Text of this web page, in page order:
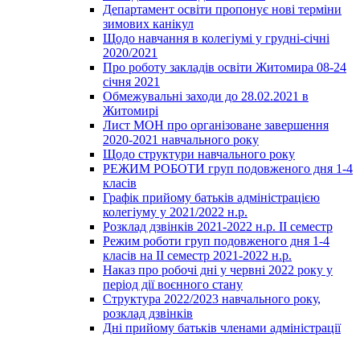
Департамент освіти пропонує нові терміни
зимових канікул
Щодо навчання в колегіумі у грудні-січні
2020/2021
Про роботу закладів освіти Житомира 08-24
січня 2021
Обмежувальні заходи до 28.02.2021 в
Житомирі
Лист МОН про організоване завершення
2020-2021 навчального року
Щодо структури навчального року
РЕЖИМ РОБОТИ груп подовженого дня 1-4
класів
Графік прийому батьків адміністрацією
колегіуму у 2021/2022 н.р.
Розклад дзвінків 2021-2022 н.р. ІІ семестр
Режим роботи груп подовженого дня 1-4
класів на ІІ семестр 2021-2022 н.р.
Наказ про робочі дні у червні 2022 року у
період дії воєнного стану
Структура 2022/2023 навчального року,
розклад дзвінків
Дні прийому батьків членами адміністрації